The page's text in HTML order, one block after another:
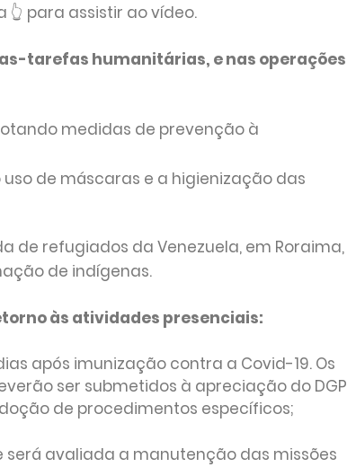
para assistir ao vídeo.
tarefas humanitárias, e nas operações
medidas de prevenção à
de máscaras e a higienização das
de refugiados da Venezuela, em Roraima,
de indígenas.
às atividades presenciais:
após imunização contra a Covid-19. Os
ser submetidos à apreciação do DGP
de procedimentos específicos;
avaliada a manutenção das missões